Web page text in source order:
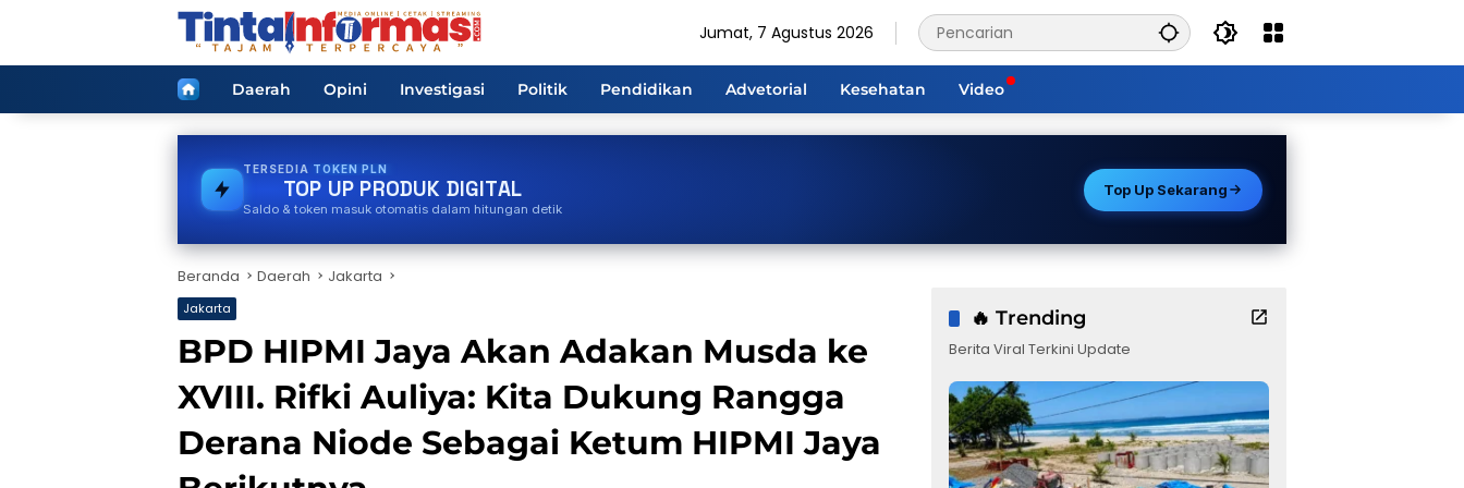
Jumat, 7 Agustus 2026
HomeDaerah Opini Investigasi Politik Pendidikan Advetorial Kesehatan Video
TERSEDIA BPJS
TOP UP PRODUK DIGITAL
Saldo & token masuk otomatis dalam hitungan detik
Top Up Sekarang
Beranda Daerah Jakarta
Jakarta
BPD HIPMI Jaya Akan Adakan Musda ke
XVIII. Rifki Auliya: Kita Dukung Rangga
Derana Niode Sebagai Ketum HIPMI Jaya
🔥 Trending
Berita Viral Terkini Update